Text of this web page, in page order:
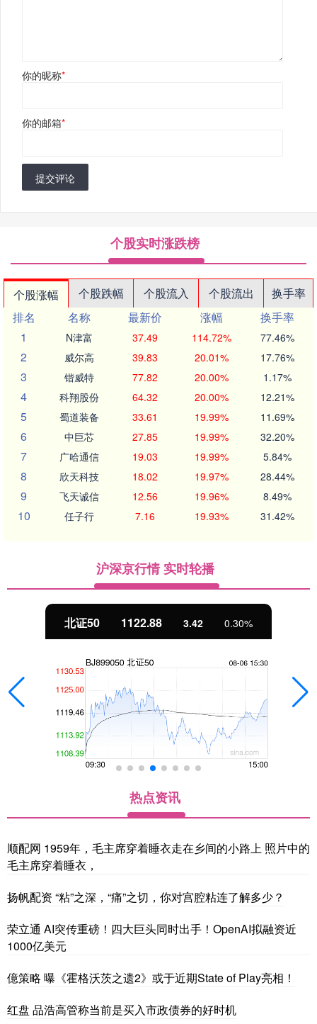
你的昵称*
你的邮箱*
提交评论
个股实时涨跌榜
个股涨幅 个股跌幅 个股流入 个股流出
换手率
排名
名称 最新价 涨幅
换手率
1
N津富 37.49 114.72% 77.46%
2 威尔高 39.83 20.01% 17.76%
3 锴威特 77.82 20.00% 1.17%
4 科翔股份 64.32 20.00% 12.21%
5 蜀道装备 33.61 19.99% 11.69%
6 中巨芯 27.85 19.99% 32.20%
7 广哈通信 19.03 19.99% 5.84%
8 欣天科技 18.02 19.97% 28.44%
9 飞天诚信 12.56 19.96% 8.49%
10 任子行 7.16 19.93% 31.42%
沪深京行情 实时轮播
北证50 1122.88 3.42 0.30%
热点资讯
顺配网 1959年，毛主席穿着睡衣走在乡间的小路上 照片中的
毛主席穿着睡衣，
扬帆配资 “粘”之深，“痛”之切，你对宫腔粘连了解多少？
荣立通 AI突传重磅！四大巨头同时出手！OpenAI拟融资近
1000亿美元
億策略 曝《霍格沃茨之遗2》或于近期State of Play亮相！
红盘 品浩高管称当前是买入市政债券的好时机